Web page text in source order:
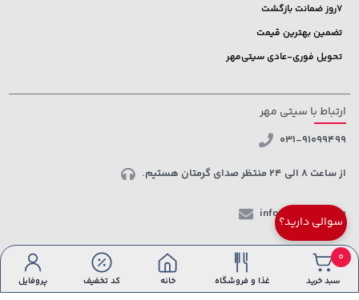
سوالی دارید؟
7روز ضمانت بازگشت
تضمین بهترین قیمت
تحویل فوری-عادی سیتی‌مهر
ارتباط با سیتی مهر
031-91099499
از ساعت 8 الی 24 منتظر صدای گرمتان هستیم.
info@ctmehr.com
شبکه های اجتماعی
0
سبد خرید غذا و فروشگاه خانه کد تخفیف پروفایل